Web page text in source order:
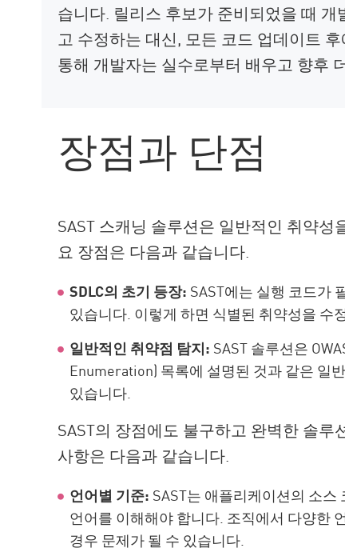
습니다. 릴리스 후보가 준비되었을 때
고 수정하는 대신, 모든 코드 업데이트
통해 개발자는 실수로부터 배우고 향후
장점과 단점
SAST 스캐닝 솔루션은 일반적인 취약성
요 장점은 다음과 같습니다.
SDLC의 초기 등장: SAST에는 실행 코드가
있습니다. 이렇게 하면 식별된 취약성을 수
일반적인 취약점 탐지: SAST 솔루션은
Enumeration) 목록에 설명된 것과 같은 일
있습니다.
SAST의 장점에도 불구하고 완벽한 솔
사항은 다음과 같습니다.
언어별 기준: SAST는 애플리케이션의 소
언어를 이해해야 합니다. 조직에서 다양한
경우 문제가 될 수 있습니다.